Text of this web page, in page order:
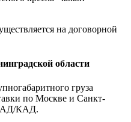
на договорной
области
груза
по Москве и Санкт-
КАД.